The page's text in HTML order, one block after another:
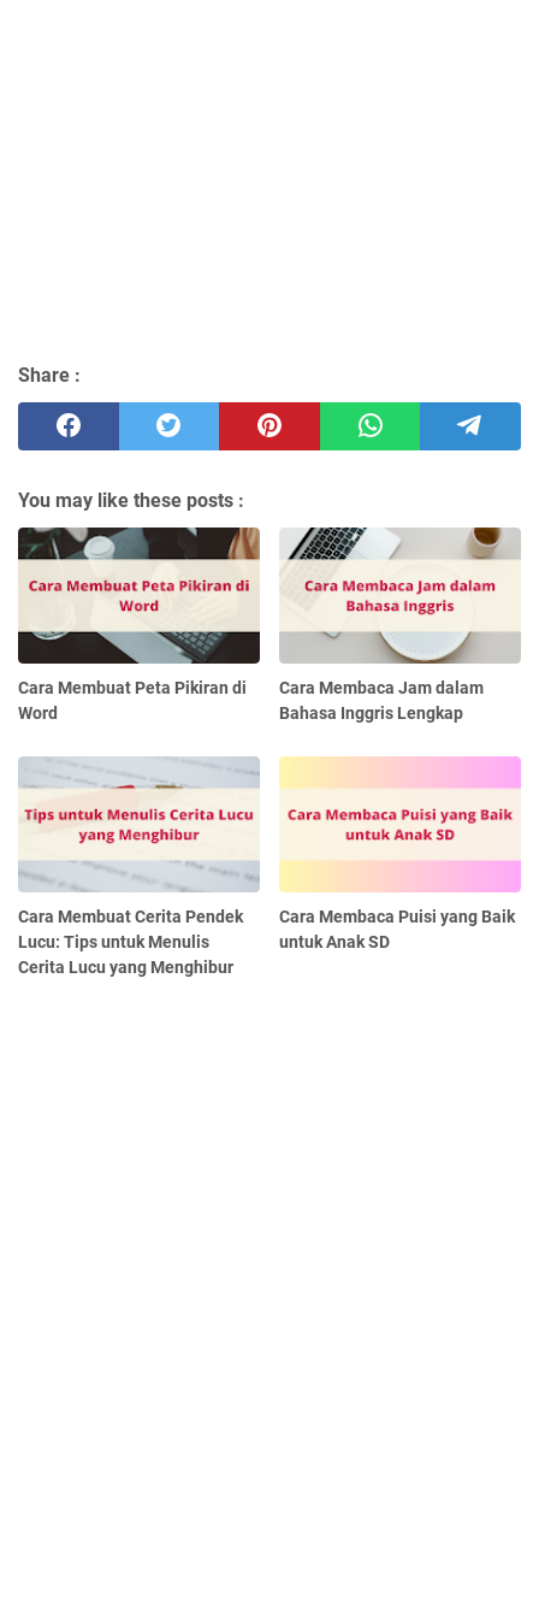
Share :
You may like these posts :
Cara Membuat Peta Pikiran di
Word
Cara Membaca Jam dalam
Bahasa Inggris Lengkap
Cara Membuat Cerita Pendek
Lucu: Tips untuk Menulis
Cerita Lucu yang Menghibur
Cara Membaca Puisi yang Baik
untuk Anak SD